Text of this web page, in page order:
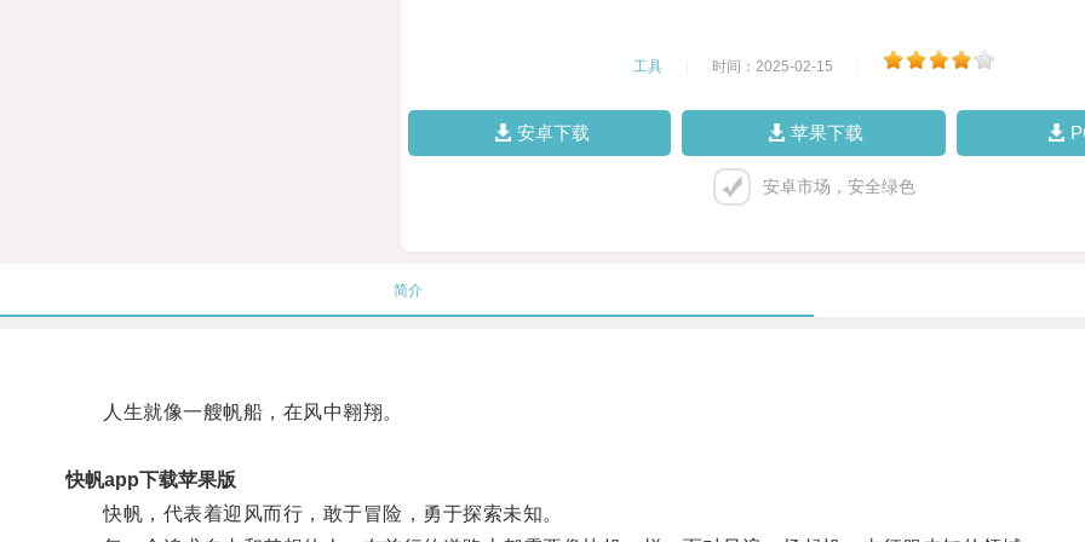
工具 时间：2025-02-15
安卓下载 苹果下载
安卓市场，安全绿色
简介
人生就像一艘帆船，在风中翱翔。
快帆app下载苹果版
快帆，代表着迎风而行，敢于冒险，勇于探索未知。